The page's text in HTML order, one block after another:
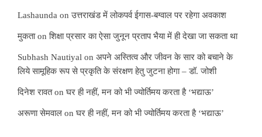
Lashaunda onउत्तराखंड में लोकपर्व ईगास-बग्वाल पर रहेगा अवकाश
मुकताonशिक्षा प्रसार का ऐसा जुनून प्रताप भैया में ही देखा जा सकता था
Subhash Nautiyal on अपने अस्तित्व और जीवन के सार को बचाने के
लिये सामूहिक रूप से प्रकृति के संरक्षण हेतु जुटना होगा – डॉ. जोशी
दिनेश रावतonघर ही नहीं, मन को भी ज्योर्तिमय करता है ‘भद्याऊ’
अरूणा सेमवाल onघर ही नहीं, मन को भी ज्योर्तिमय करता है ‘भद्याऊ’